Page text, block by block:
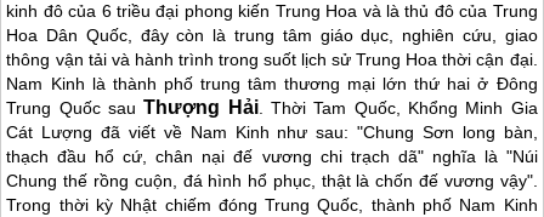
kinh đô của 6 triều đại phong kiến Trung Hoa và là thủ đô của Trung
Hoa Dân Quốc, đây còn là trung tâm giáo dục, nghiên cứu, giao
thông vận tải và hành trình trong suốt lịch sử Trung Hoa thời cận đại.
Nam Kinh là thành phố trung tâm thương mại lớn thứ hai ở Đông
Trung QuốcsauThượng Hải. Thời Tam Quốc, Khổng Minh Gia
Cát Lượng đã viết về Nam Kinh như sau: "Chung Sơn long bàn,
thạch đầu hổ cứ, chân nại đế vương chi trạch dã" nghĩa là "Núi
Chung thế rồng cuộn, đá hình hổ phục, thật là chốn đế vương vậy".
Trong thời kỳ Nhật chiếm đóngTrung Quốc, thành phố Nam Kinh